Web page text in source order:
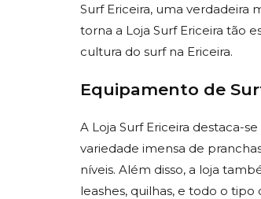
Surf Ericeira, uma verdadeira
torna a Loja Surf Ericeira tão
cultura do surf na Ericeira.
Equipamento de
A Loja Surf Ericeira destaca-
variedade imensa de
níveis. Além disso, a loja
leashes, quilhas, e todo o tipo